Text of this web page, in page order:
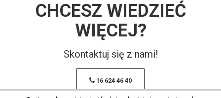
CHCESZ WIEDZIEĆ
WIĘCEJ?
Skontaktuj się z nami!
16 624 46 40